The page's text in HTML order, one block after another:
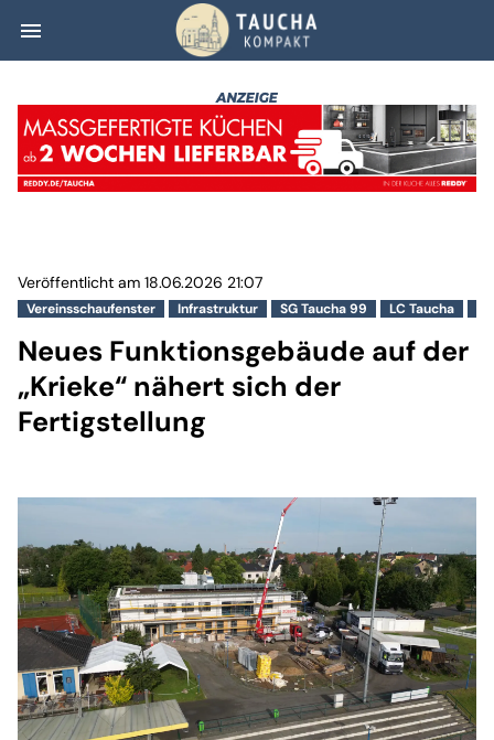
menu Neues
Vereinsschaufenster Infrastruktur SG Taucha 99 LC Taucha
Veröffentlicht am 18.06.2026 21:07
Neues Funktionsgebäude auf der
„Krieke“ nähert sich der
Fertigstellung